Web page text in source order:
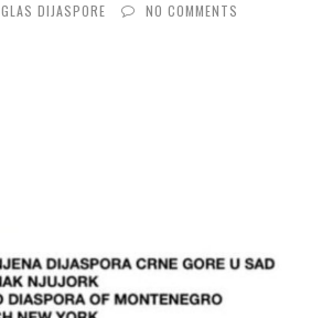
GLAS DIJASPORE NO COMMENTS